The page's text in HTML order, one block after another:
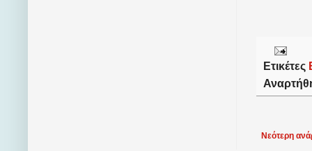
Ετικέτες
Νεότερη